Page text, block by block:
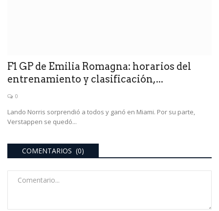
F1 GP de Emilia Romagna: horarios del
entrenamiento y clasificación,...
0
Lando Norris sorprendió a todos y ganó en Miami. Por su parte,
Verstappen se quedó...
COMENTARIOS (0)